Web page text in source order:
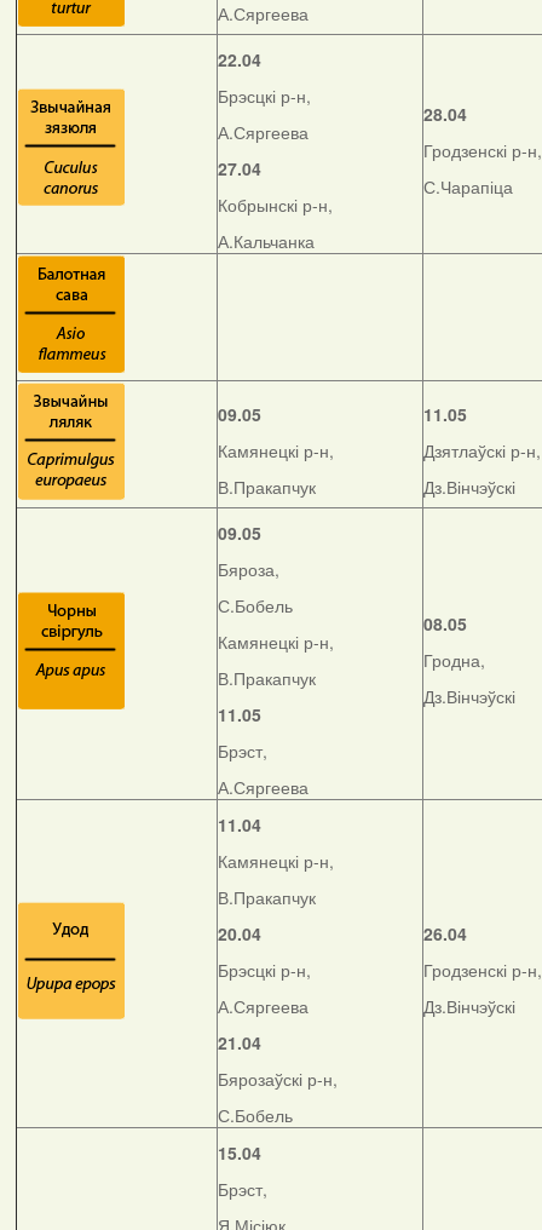
А.Сяргеева
22.04
Брэсцкі р-н,
А.Сяргеева
27.04
Кобрынскі р-н,
А.Кальчанка
28.04
Гродзенскі р-н,
С.Чарапіца
09.05
Камянецкі р-н,
В.Пракапчук
11.05
Дзятлаўскі р-н,
Дз.Вінчэўскі
09.05
Бяроза,
С.Бобель
Камянецкі р-н,
В.Пракапчук
11.05
Брэст,
А.Сяргеева
08.05
Гродна,
Дз.Вінчэўскі
11.04
Камянецкі р-н,
В.Пракапчук
20.04
Брэсцкі р-н,
А.Сяргеева
21.04
Бярозаўскі р-н,
С.Бобель
26.04
Гродзенскі р-н,
Дз.Вінчэўскі
15.04
Брэст,
Я.Місіюк